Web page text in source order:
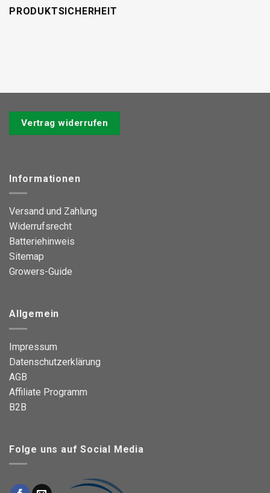
PRODUKTSICHERHEIT
Vertrag widerrufen
Informationen
Versand und Zahlung
Widerrufsrecht
Batteriehinweis
Sitemap
Growers-Guide
Allgemein
Impressum
Datenschutzerklärung
AGB
Affiliate Programm
B2B
Folge uns auf Social Media